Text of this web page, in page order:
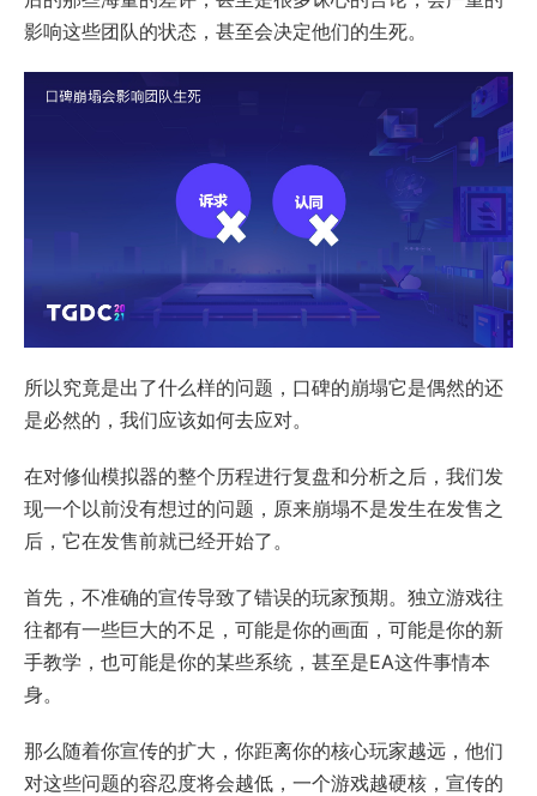
影响这些团队的状态，甚至会决定他们的生死。
所以究竟是出了什么样的问题，口碑的崩塌它是偶然的还
是必然的，我们应该如何去应对。
在对修仙模拟器的整个历程进行复盘和分析之后，我们发
现一个以前没有想过的问题，原来崩塌不是发生在发售之
后，它在发售前就已经开始了。
首先，不准确的宣传导致了错误的玩家预期。独立游戏往
往都有一些巨大的不足，可能是你的画面，可能是你的新
手教学，也可能是你的某些系统，甚至是EA这件事情本
身。
那么随着你宣传的扩大，你距离你的核心玩家越远，他们
对这些问题的容忍度将会越低，一个游戏越硬核，宣传的